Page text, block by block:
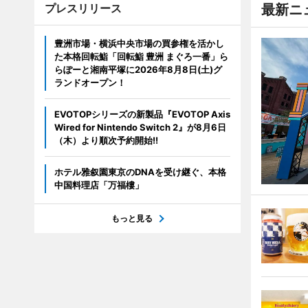
最新ニ
プレスリリース
豊洲市場・横浜中央市場の買参権を活かし
た本格回転鮨「回転鮨 豊洲 まぐろ一番」ら
らぽーと湘南平塚に2026年8月8日(土)グ
ランドオープン！
EVOTOPシリーズの新製品『EVOTOP Axis
Wired for Nintendo Switch 2』が8月6日
（木）より順次予約開始!!
ホテル雅叙園東京のDNAを受け継ぐ、本格
中国料理店「万福樓」
もっと見る